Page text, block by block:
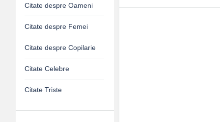
Citate despre Oameni
Citate despre Femei
Citate despre Copilarie
Citate Celebre
Citate Triste